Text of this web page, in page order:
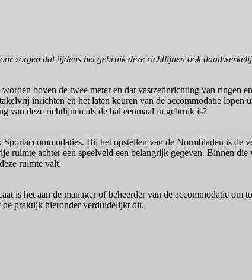
zorgen dat tijdens het gebruik deze richtlijnen ook
boven de twee meter en dat vastzetinrichting van ringen
inrichten en het laten keuren van de accommodatie lopen
van deze richtlijnen als de hal eenmaal in gebruik is?
Bij het opstellen van de Normbladen is de
ruimte achter een speelveld een belangrijk gegeven. Binnen
ruimte valt.
is het aan de manager of beheerder van de accommodatie om
praktijk hieronder verduidelijkt dit.